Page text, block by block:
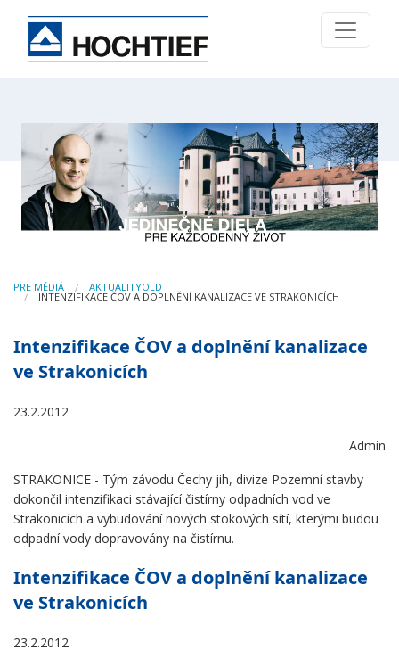
PRE MÉDIÁ AKTUALITYOLD
INTENZIFIKACE ČOV A DOPLNĚNÍ KANALIZACE VE STRAKONICÍCH
Intenzifikace ČOV a doplnění kanalizace
ve Strakonicích
23.2.2012
Admin
STRAKONICE - Tým závodu Čechy jih, divize Pozemní stavby
dokončil intenzifikaci stávající čistírny odpadních vod ve
Strakonicích a vybudování nových stokových sítí, kterými budou
odpadní vody dopravovány na čistírnu.
Intenzifikace ČOV a doplnění kanalizace
ve Strakonicích
23.2.2012